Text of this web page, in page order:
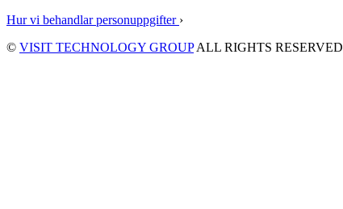
Hur vi behandlar personuppgifter ›
© VISIT TECHNOLOGY GROUPALL RIGHTS RESERVED